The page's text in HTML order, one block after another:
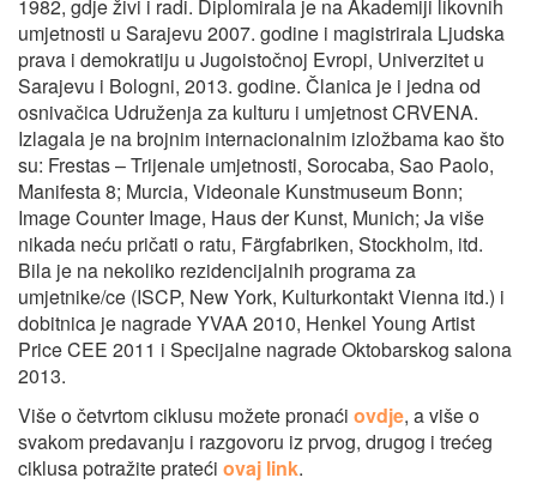
1982, gdje živi i radi. Diplomirala je na Akademiji likovnih
umjetnosti u Sarajevu 2007. godine i magistrirala Ljudska
prava i demokratiju u Jugoistočnoj Evropi, Univerzitet u
Sarajevu i Bologni, 2013. godine. Članica je i jedna od
osnivačica Udruženja za kulturu i umjetnost CRVENA.
Izlagala je na brojnim internacionalnim izložbama kao što
su: Frestas – Trijenale umjetnosti, Sorocaba, Sao Paolo,
Manifesta 8; Murcia, Videonale Kunstmuseum Bonn;
Image Counter Image, Haus der Kunst, Munich; Ja više
nikada neću pričati o ratu, Färgfabriken, Stockholm, itd.
Bila je na nekoliko rezidencijalnih programa za
umjetnike/ce (ISCP, New York, Kulturkontakt Vienna itd.) i
dobitnica je nagrade YVAA 2010, Henkel Young Artist
Price CEE 2011 i Specijalne nagrade Oktobarskog salona
2013.
Više o četvrtom ciklusu možete pronaći ovdje, a više o
svakom predavanju i razgovoru iz prvog, drugog i trećeg
ciklusa potražite prateći ovaj link.